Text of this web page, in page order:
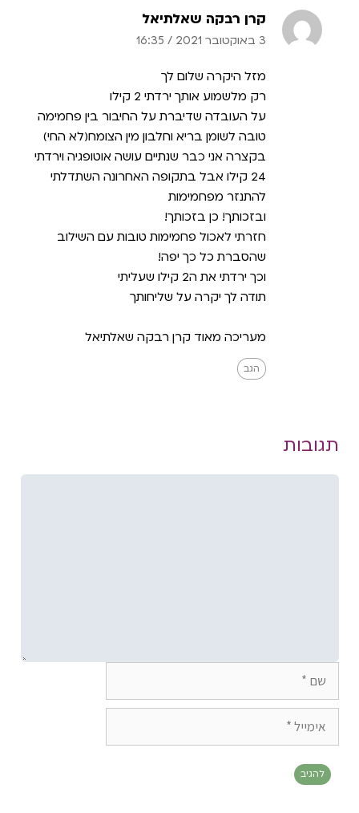
קרן רבקה שאלתיאל
3 באוקטובר 2021 /
16:35
מזל היקרה שלום לך
רק מלשמוע אותך ירדתי 2 קילו
על העובדה שדיברת על החיבור בין פחמימה
טובה לשומן בריא וחלבון מין הצומח(לא החי)
בקצרה אני כבר שנתיים עושה אוטופגיה וירדתי
24 קילו אבל בתקופה האחרונה השתדלתי
להתנזר מפחמימות
ובזכותך! כן בזכותך!
חזרתי לאכול פחמימות טובות עם השילוב
שהסברת כל כך יפה!
וכך ירדתי את ה2 קילו שעליתי
תודה לך יקרה על שליחותך
מעריכה מאוד קרן רבקה שאלתיאל
הגב
תגובות